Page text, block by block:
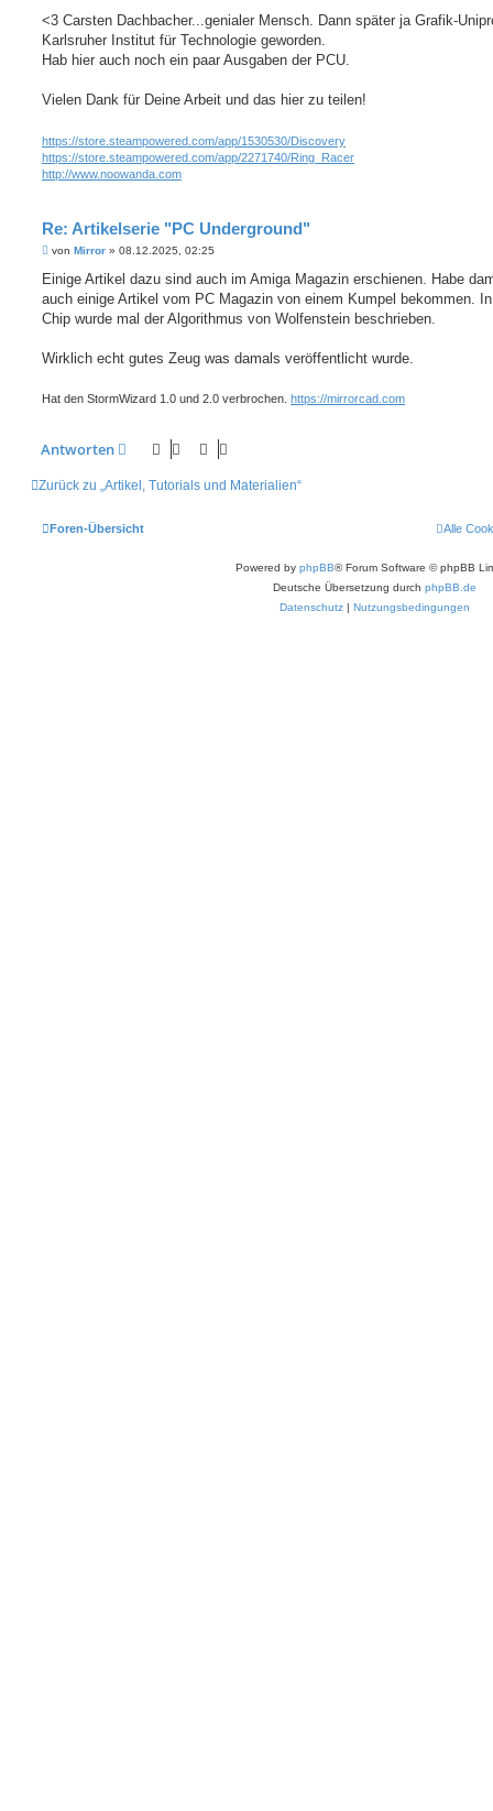
i
r
a
<3 Carsten Dachbacher...genialer Mensch. Dann später ja Grafik-
Karlsruher Institut für Technologie geworden.
Hab hier auch noch ein paar Ausgaben der PCU.
Vielen Dank für Deine Arbeit und das hier zu teilen!
https://store.steampowered.com/app/1530530/Discovery
https://store.steampowered.com/app/2271740/Ring_Racer
http://www.noowanda.com
Re: Artikelserie "PC Underground"
B
i
r
a
von Mirror » 08.12.2025, 02:25
Einige Artikel dazu sind auch im Amiga Magazin erschienen. Habe
auch einige Artikel vom PC Magazin von einem Kumpel bekommen.
Chip wurde mal der Algorithmus von Wolfenstein beschrieben.
Wirklich echt gutes Zeug was damals veröffentlicht wurde.
Hat den StormWizard 1.0 und 2.0 verbrochen. https://mirrorcad.com
Antworten
Zurück zu „Artikel, Tutorials und Materialien“
Foren-Übersicht Alle
Powered by phpBB® Forum Software © phpBB
Deutsche Übersetzung durch phpBB.de
Datenschutz | Nutzungsbedingungen